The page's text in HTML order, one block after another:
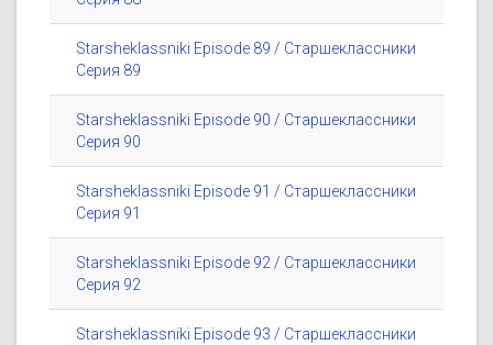
Starsheklassniki Episode 89 / Старшеклассники
Серия 89
Starsheklassniki Episode 90 / Старшеклассники
Серия 90
Starsheklassniki Episode 91 / Старшеклассники
Серия 91
Starsheklassniki Episode 92 / Старшеклассники
Серия 92
Starsheklassniki Episode 93 / Старшеклассники